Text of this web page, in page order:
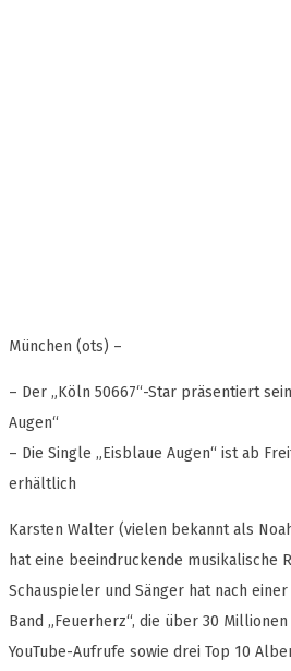
München (ots) –
– Der „Köln 50667“-Star präsentiert
Augen“
– Die Single „Eisblaue Augen“ ist ab
erhältlich
Karsten Walter (vielen bekannt als
hat eine beeindruckende musikalische
Schauspieler und Sänger hat nach
Band „Feuerherz“, die über 30
YouTube-Aufrufe sowie drei Top 10